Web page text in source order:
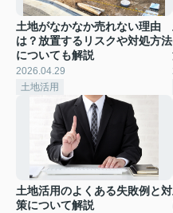
土地がなかなか売れない理由
は？放置するリスクや対処方法
についても解説
2026.04.29
土地活用
土地活用のよくある失敗例と対
策について解説